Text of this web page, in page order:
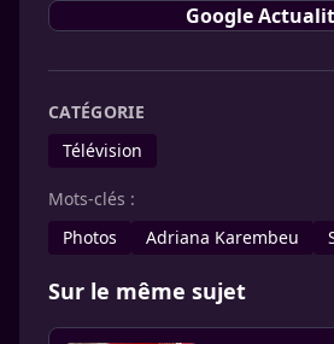
Google
CATÉGORIE
Télévision
Mots-clés :
Photos
Adriana Karembeu
Sur le même sujet